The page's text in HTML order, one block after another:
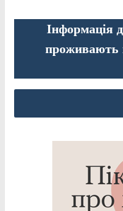
Інформація
проживають